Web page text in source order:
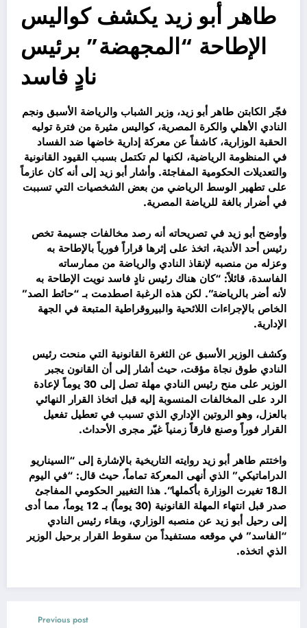
طاهر أبو زيد يكشف كواليس
الإطاحة “المجهضة” برئيس
نادٍ فاسد
فجّر الكابتن طاهر أبو زيد، وزير الشباب والرياضة الأسبق ونجم
النادي الأهلي والكرة المصرية، كواليس مثيرة من فترة توليه
الحقبة الوزارية، كاشفاً عن معركة إدارية خاضها ضد الفساد
في المنظومة الرياضية، لكنها لم تكتمل بسبب القيود القانونية
والتعديلات الحكومية المفاجئة. وأشار أبو زيد إلى أنه كان عازماً
على تطهير الوسط الرياضي من بعض الشخصيات التي تسببت
في أضرار بالغة للرياضة المصرية.
وأوضح أبو زيد في تصريحاته أنه رصد مخالفات جسيمة تخص
رئيس أحد الأندية، اتخذ على إثرها قراراً فورياً بالإطاحة به
وعزله من منصبه لإنقاذ النادي والرياضة من ممارساته
الفاسدة، قائلاً: “كان هناك رئيس نادٍ فاسد نويت الإطاحة به
لأنه أضر بالرياضة”. لكن هذه الرغبة اصطدمت بـ “حائط الصد”
الخاص بالإجراءات اللائحية والبيروقراطية المتبعة في الجهة
الإدارية.
وكشف الوزير الأسبق عن الثغرة القانونية التي منحت رئيس
النادي طوق نجاة مؤقت، حيث أشار إلى أن القانون يجبر
الوزير على منح رئيس النادي مهلة تصل إلى 30 يوماً لإعادة
الرد على المخالفات المنسوبة إليه قبل اتخاذ القرار النهائي
بالعزل، وهو الروتين الإداري الذي تسبب في تعطيل تفعيل
القرار فوراً وصنع فارقاً زمنياً غيّر مجرى الأحداث.
واختتم طاهر أبو زيد روايته التاريخية بالإشارة إلى “السيناريو
الدراماتيكي” الذي أنهى المعركة تماماً، حيث قال: “في اليوم
الـ18 تغيرت الوزارة بأكملها”. هذا التغيير الحكومي المفاجئ
صدر قبل انتهاء المهلة القانونية (30 يوماً) بـ 12 يوماً، مما أدى
إلى رحيل أبو زيد عن منصبه الوزاري، وبقاء رئيس النادي
“الفاسد” في موقعه مستفيداً من سقوط القرار برحيل الوزير
الذي اتخذه.
Previous post